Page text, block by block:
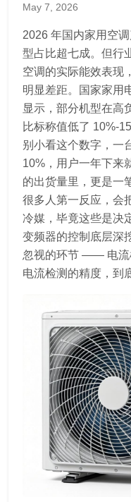
May 7, 2026
2026 年国内家用空
型占比超七成。但行
空调的实际能效表现
明显差距。国家家用
显示，部分机型在高
比标称值低了 10%-
别小看这个数字，一
10%，用户一年下来
的出货量里，更是一
很多人第一反应，会
冷媒，毕竟这些是决
变频器的控制底层深
忽视的环节 —— 电流
电流检测的精度，到